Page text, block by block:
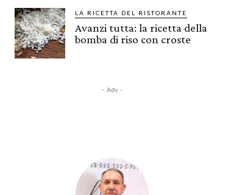
LA RICETTA DEL RISTORANTE
Avanzi tutta: la ricetta della
bomba di riso con croste
- Adv -